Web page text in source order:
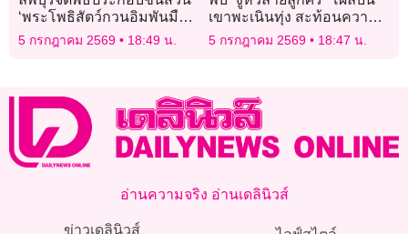
‘พระโพธิสัตว์กวนอิมพันมือ
หยกขาว’ ใหญ่สุดใน
ประเทศไทย
5 กรกฎาคม 2569 18:49 น.
เขาพะเนินทุ่ง สะท้อนความ
อุดมสมบูรณ์ผืนป่าแก่ง
กระจาน
5 กรกฎาคม 2569 18:47 น.
อ่านความจริง อ่านเดลินิวส์
ข่าวเดลินิวส์